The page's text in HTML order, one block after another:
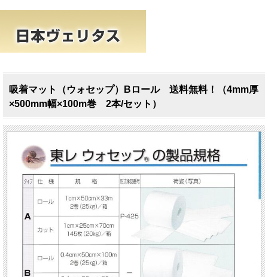
吸着マット（ウォセップ）Bロール 送料無料！（4mm厚
×500mm幅×100m巻 2本/セット）